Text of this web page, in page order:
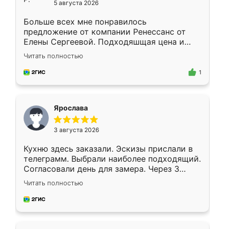
5 августа 2026
Больше всех мне понравилось
предложение от компании Ренессанс от
Елены Сергеевой. Подходяшщая цена и
короткие сроки изготовления. Приехавший
для замера сотрудник Владислав
предложил по моему эскизу самый
Читать полностью
1
Ярослава
3 августа 2026
Кухню здесь заказали. Эскизы прислали в
телеграмм. Выбрали наиболее подходящий.
Согласовали день для замера. Через 3
недели кухня была уже готова. Остались
довольны работой. Спасибо Ренессанс
мебель за качественную работу!
Читать полностью